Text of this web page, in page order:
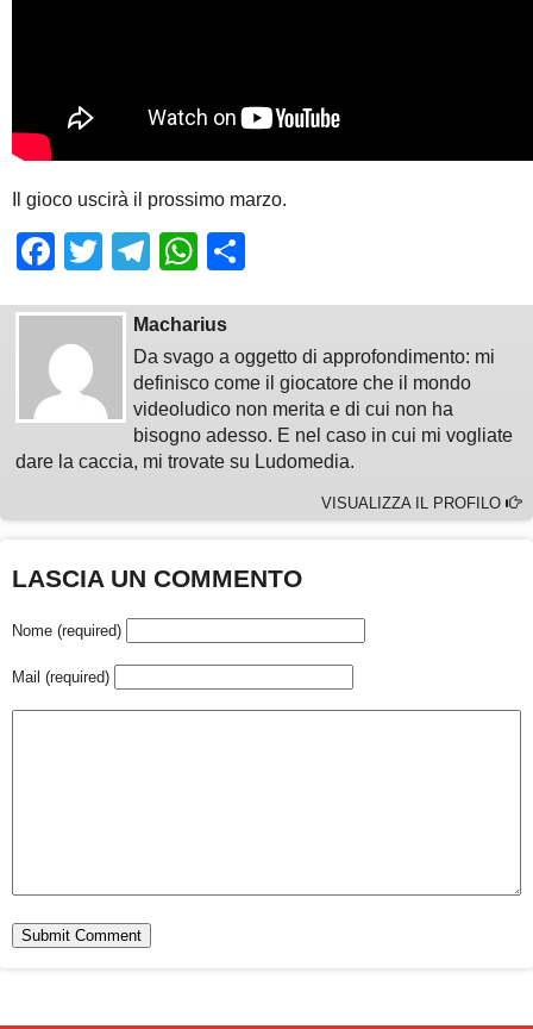
Il gioco uscirà il prossimo marzo.
Facebook
TwitterTelegram
WhatsApp
Macharius
Da svago a oggetto di approfondimento: mi
definisco come il giocatore che il mondo
videoludico non merita e di cui non ha
bisogno adesso. E nel caso in cui mi vogliate
dare la caccia, mi trovate su Ludomedia.
VISUALIZZA IL PROFILO
LASCIA UN COMMENTO
Nome (required)
Mail (required)